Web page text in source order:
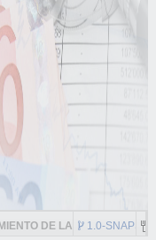
DE LA MOJONERA
1.0-